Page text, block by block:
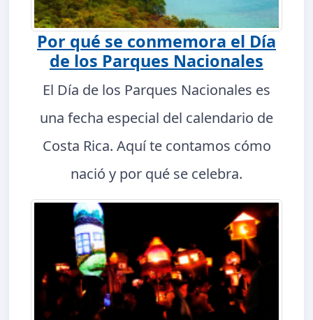
Por qué se conmemora el Día
de los Parques Nacionales
El Día de los Parques Nacionales es
una fecha especial del calendario de
Costa Rica. Aquí te contamos cómo
nació y por qué se celebra.